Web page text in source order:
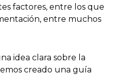
factores, entre los que
entre muchos
idea clara sobre la
creado una guía